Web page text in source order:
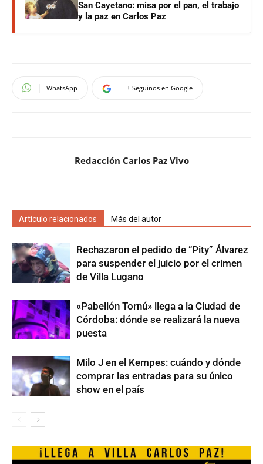
San Cayetano: misa por el pan, el trabajo
y la paz en Carlos Paz
WhatsApp + Seguinos en Google
Redacción Carlos Paz Vivo
Artículo relacionados Más del autor
Rechazaron el pedido de “Pity” Álvarez
para suspender el juicio por el crimen
de Villa Lugano
«Pabellón Tornú» llega a la Ciudad de
Córdoba: dónde se realizará la nueva
puesta
Milo J en el Kempes: cuándo y dónde
comprar las entradas para su único
show en el país